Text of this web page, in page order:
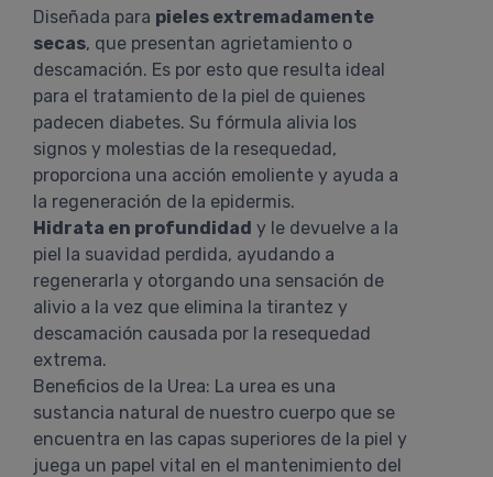
Diseñada para pieles extremadamente
secas, que presentan agrietamiento o
descamación. Es por esto que resulta ideal
para el tratamiento de la piel de quienes
padecen diabetes. Su fórmula alivia los
signos y molestias de la resequedad,
proporciona una acción emoliente y ayuda a
la regeneración de la epidermis.
Hidrata en profundidad y le devuelve a la
piel la suavidad perdida, ayudando a
regenerarla y otorgando una sensación de
alivio a la vez que elimina la tirantez y
descamación causada por la resequedad
extrema.
Beneficios de la Urea: La urea es una
sustancia natural de nuestro cuerpo que se
encuentra en las capas superiores de la piel y
juega un papel vital en el mantenimiento del